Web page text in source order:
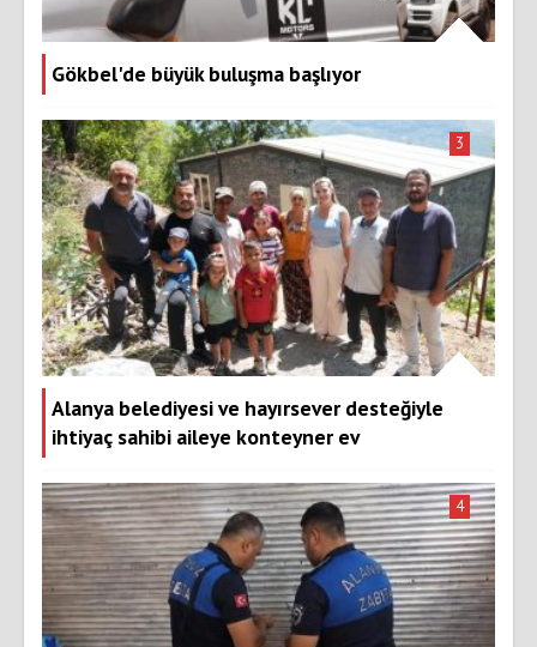
Gökbel'de büyük buluşma başlıyor
Alanya belediyesi ve hayırsever desteğiyle
ihtiyaç sahibi aileye konteyner ev
3
4